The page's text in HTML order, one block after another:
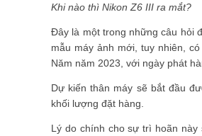
Khi nào thì Nikon Z6 III ra mắt?
Đây là một trong những câu hỏi
mẫu máy ảnh mới, tuy nhiên,
Năm năm 2023, với ngày phát
Dự kiến ​​thân máy sẽ bắt đầu
khối lượng đặt hàng.
Lý do chính cho sự trì hoãn